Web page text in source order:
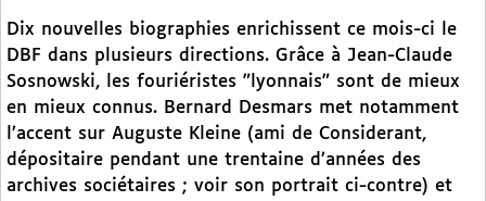
Dix nouvelles biographies enrichissent ce mois-ci le
DBF dans plusieurs directions. Grâce à Jean-Claude
Sosnowski, les fouriéristes "lyonnais" sont de mieux
en mieux connus. Bernard Desmars met notamment
l’accent sur Auguste Kleine (ami de Considerant,
dépositaire pendant une trentaine d’années des
archives sociétaires ; voir son portrait ci-contre) et